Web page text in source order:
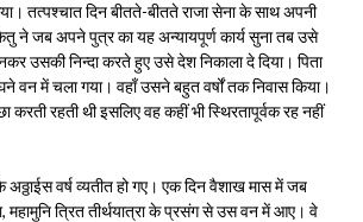
तत्पश्चात दिन बीतते-बीतते राजा सेना के साथ अपनी
ने जब अपने पुत्र का यह अन्यायपूर्ण कार्य सुना तब उसे
उसकी निन्दा करते हुए उसे देश निकाला दे दिया। पिता
वन में चला गया। वहाँ उसने बहुत वर्षों तक निवास किया।
करती रहती थी इसलिए वह कहीं भी स्थिरतापूर्वक रह नहीं
अठ्ठाईस वर्ष व्यतीत हो गए। एक दिन वैशाख मास में जब
महामुनि त्रित तीर्थयात्रा के प्रसंग से उस वन में आए। वे